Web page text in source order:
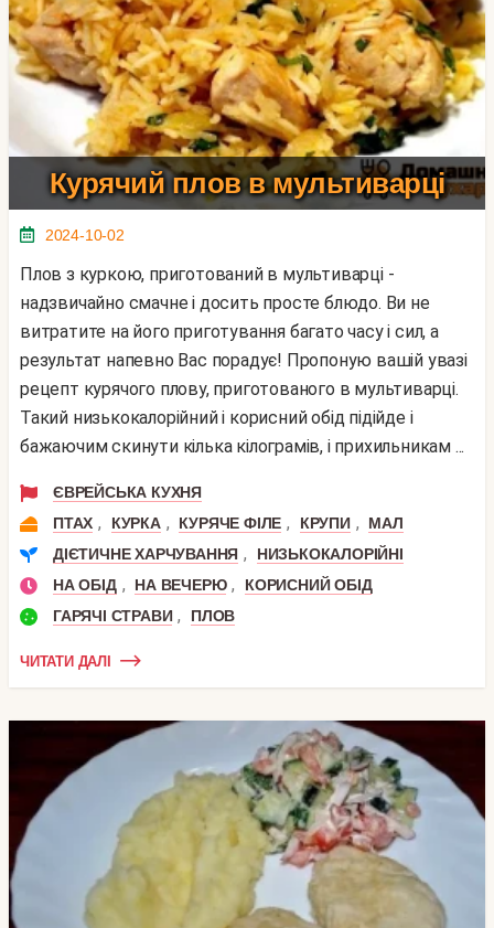
Курячий плов в мультиварці
2024-10-02
Плов з куркою, приготований в мультиварці -
надзвичайно смачне і досить просте блюдо. Ви не
витратите на його приготування багато часу і сил, а
результат напевно Вас порадує! Пропоную вашій увазі
рецепт курячого плову, приготованого в мультиварці.
Такий низькокалорійний і корисний обід підійде і
бажаючим скинути кілька кілограмів, і прихильникам ...
ЄВРЕЙСЬКА КУХНЯ
ПТАХ , КУРКА , КУРЯЧЕ ФІЛЕ , КРУПИ ,
МАЛ
ДІЄТИЧНЕ ХАРЧУВАННЯ ,
НИЗЬКОКАЛОРІЙНІ
НА ОБІД , НА ВЕЧЕРЮ ,
КОРИСНИЙ ОБІД
ГАРЯЧІ СТРАВИ , ПЛОВ
ЧИТАТИ ДАЛІ